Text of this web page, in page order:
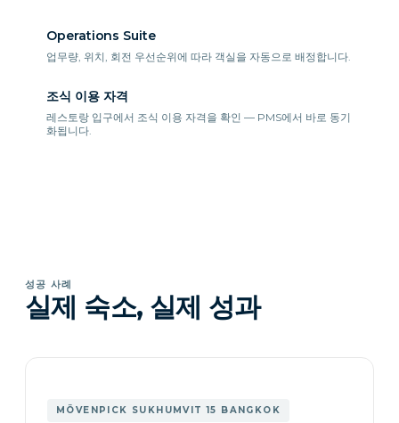
Operations Suite
업무량, 위치, 회전 우선순위에 따라 객실을 자동으로 배정합니다.
조식 이용 자격
레스토랑 입구에서 조식 이용 자격을 확인 — PMS에서 바로 동기
화됩니다.
성공 사례
실제 숙소, 실제 성과
MÖVENPICK SUKHUMVIT 15 BANGKOK